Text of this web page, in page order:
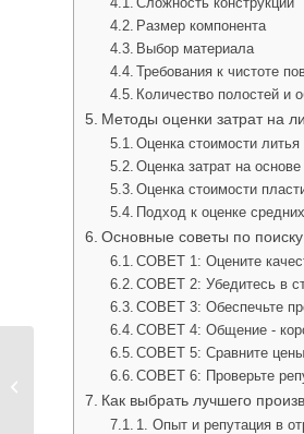
Размер компонента
Выбор материала
Требования к чистоте
Количество полостей и
Методы оценки затрат на
Оценка стоимости
Оценка затрат на
Оценка стоимости
Подход к оценке
Основные советы по
СОВЕТ 1: Оцените
СОВЕТ 2: Убедитесь в
СОВЕТ 3: Обеспечьте
СОВЕТ 4: Общение -
СОВЕТ 5: Сравните
СОВЕТ 6: Проверьте
Как выбрать лучшего
1. Опыт и репутация в
Исчерпывающее
руководство по литью
прозрачного пластика
под давлением